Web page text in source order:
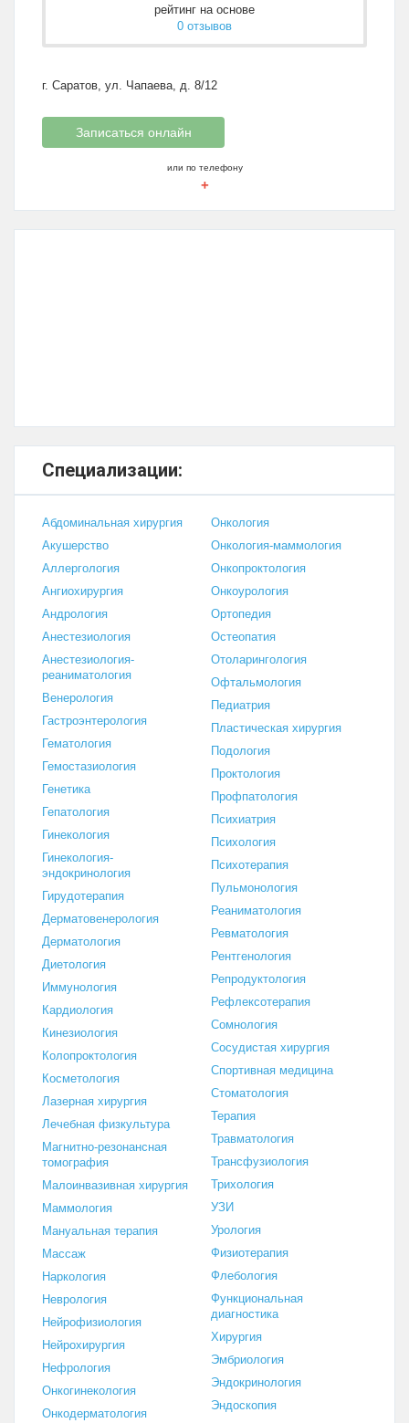
рейтинг на основе
0 отзывов
г. Саратов, ул. Чапаева, д. 8/12
Записаться онлайн
или по телефону
+
Специализации:
Абдоминальная хирургия
Акушерство
Аллергология
Ангиохирургия
Андрология
Анестезиология
Анестезиология-
реаниматология
Венерология
Гастроэнтерология
Гематология
Гемостазиология
Генетика
Гепатология
Гинекология
Гинекология-
эндокринология
Гирудотерапия
Дерматовенерология
Дерматология
Диетология
Иммунология
Кардиология
Кинезиология
Колопроктология
Косметология
Лазерная хирургия
Лечебная физкультура
Магнитно-резонансная
томография
Малоинвазивная хирургия
Маммология
Мануальная терапия
Массаж
Наркология
Неврология
Нейрофизиология
Нейрохирургия
Нефрология
Онкогинекология
Онкодерматология
Онкология
Онкология-маммология
Онкопроктология
Онкоурология
Ортопедия
Остеопатия
Отоларингология
Офтальмология
Педиатрия
Пластическая хирургия
Подология
Проктология
Профпатология
Психиатрия
Психология
Психотерапия
Пульмонология
Реаниматология
Ревматология
Рентгенология
Репродуктология
Рефлексотерапия
Сомнология
Сосудистая хирургия
Спортивная медицина
Стоматология
Терапия
Травматология
Трансфузиология
Трихология
УЗИ
Урология
Физиотерапия
Флебология
Функциональная
диагностика
Хирургия
Эмбриология
Эндокринология
Эндоскопия